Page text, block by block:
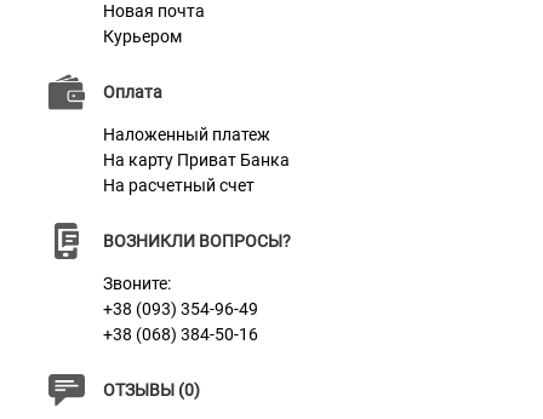
Новая почта
Курьером
Оплата
Наложенный платеж
На карту Приват Банка
На расчетный счет
ВОЗНИКЛИ ВОПРОСЫ?
Звоните:
+38 (093) 354-96-49
+38 (068) 384-50-16
ОТЗЫВЫ (0)
Характеристики
Материал Нейлон + Неопрен + 3D сетка